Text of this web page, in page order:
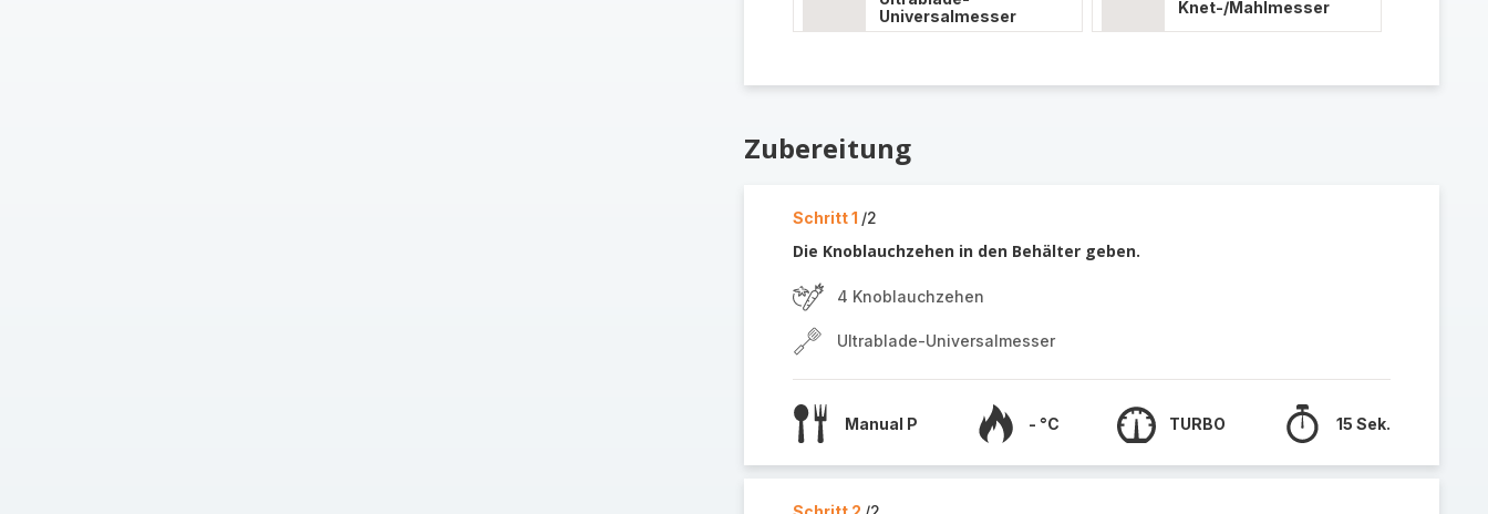
Universalmesser
Knet-/Mahlmesser
Zubereitung
Schritt 1 /2
Die Knoblauchzehen in den Behälter geben.
4 Knoblauchzehen
Ultrablade-Universalmesser
Manual P - °C TURBO 15 Sek.